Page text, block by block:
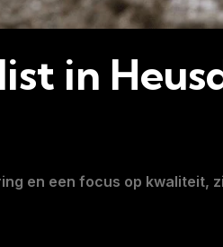
in
en een focus op kwaliteit,